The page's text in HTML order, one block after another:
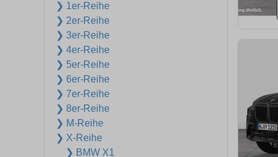
❯ 1er-Reihe
❯ 2er-Reihe
❯ 3er-Reihe
❯ 4er-Reihe
❯ 5er-Reihe
❯ 6er-Reihe
❯ 7er-Reihe
❯ 8er-Reihe
❯ M-Reihe
❯ X-Reihe
❯ BMW X1